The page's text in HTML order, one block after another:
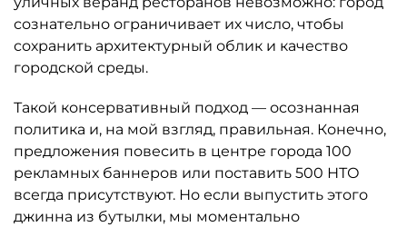
сознательно ограничивает их число, чтобы
сохранить архитектурный облик и качество
городской среды.
Такой консервативный подход — осознанная
политика и, на мой взгляд, правильная. Конечно,
предложения повесить в центре города 100
рекламных баннеров или поставить 500 НТО
всегда присутствуют. Но если выпустить этого
джинна из бутылки, мы моментально